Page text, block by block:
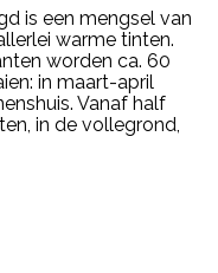
is een mengsel van
warme tinten.
worden ca. 60
in maart-april
Vanaf half
in de vollegrond,